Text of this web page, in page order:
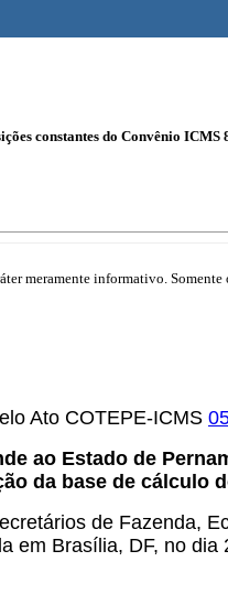
constantes do Convênio
meramente informativo.
Ato COTEPE-ICMS
ao Estado de
da base de cálculo
de Fazenda,
em Brasília, DF, no